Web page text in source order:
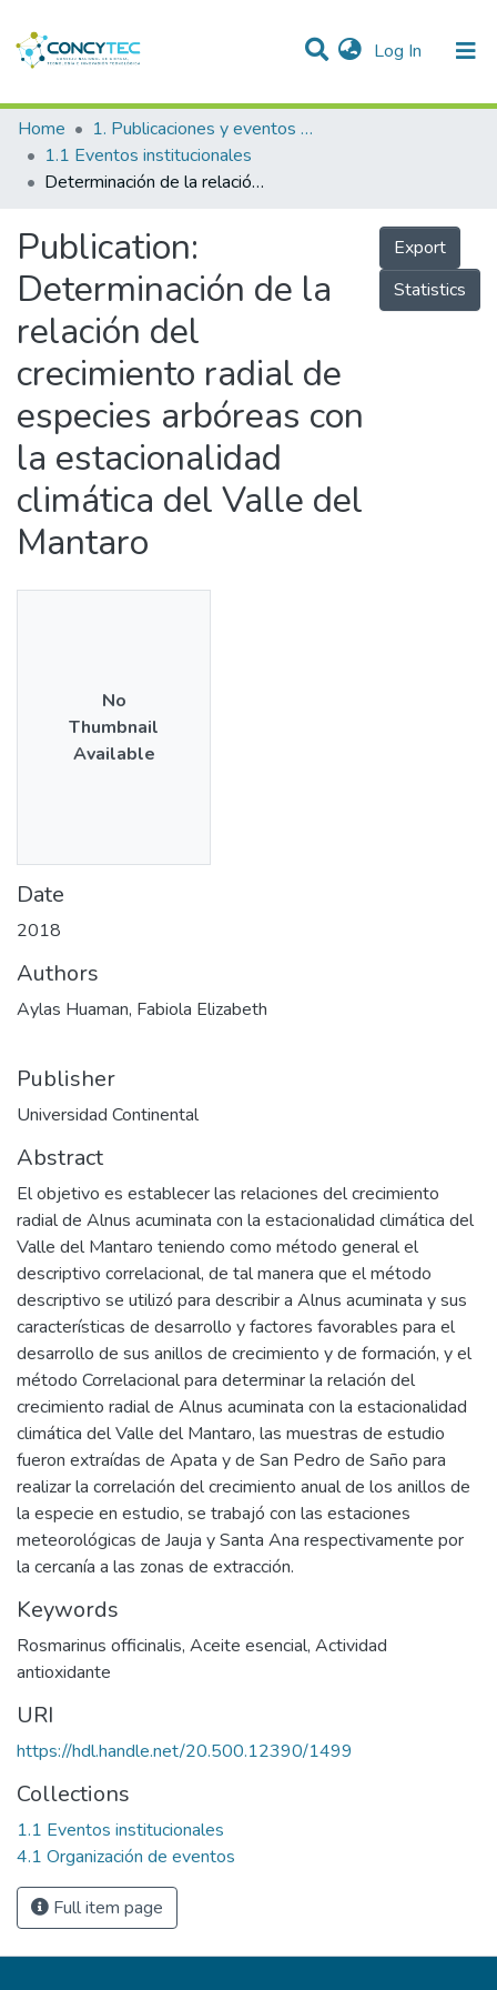
Log In (current)
Communities & Collections
Research Outputs
People
Statistics
Home
1. Publicaciones y eventos institucionales
1.1 Eventos institucionales
Determinación de la relación del crecimiento radial de especies arbóreas con la estacionalidad climática del Valle del Mantaro
Publication:
Determinación de la
relación del
crecimiento radial de
especies arbóreas con
la estacionalidad
climática del Valle del
Mantaro
Export
Statistics
No
Thumbnail
Available
Date
2018
Authors
Aylas Huaman, Fabiola Elizabeth
Publisher
Universidad Continental
Abstract
El objetivo es establecer las relaciones del crecimiento
radial de Alnus acuminata con la estacionalidad climática del
Valle del Mantaro teniendo como método general el
descriptivo correlacional, de tal manera que el método
descriptivo se utilizó para describir a Alnus acuminata y sus
características de desarrollo y factores favorables para el
desarrollo de sus anillos de crecimiento y de formación, y el
método Correlacional para determinar la relación del
crecimiento radial de Alnus acuminata con la estacionalidad
climática del Valle del Mantaro, las muestras de estudio
fueron extraídas de Apata y de San Pedro de Saño para
realizar la correlación del crecimiento anual de los anillos de
la especie en estudio, se trabajó con las estaciones
meteorológicas de Jauja y Santa Ana respectivamente por
la cercanía a las zonas de extracción.
Keywords
Rosmarinus officinalis, Aceite esencial, Actividad
antioxidante
URI
https://hdl.handle.net/20.500.12390/1499
Collections
1.1 Eventos institucionales
4.1 Organización de eventos
Full item page